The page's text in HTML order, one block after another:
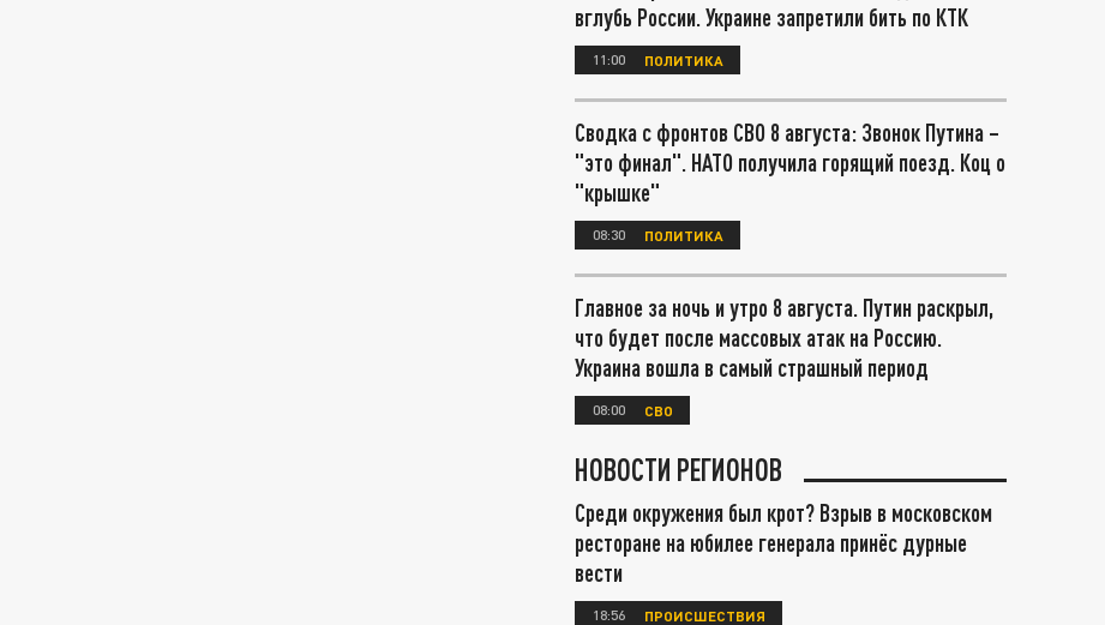
вглубь России. Украине запретили бить по КТК
11:00 ПОЛИТИКА
Сводка с фронтов СВО 8 августа: Звонок Путина –
"это финал". НАТО получила горящий поезд. Коц о
"крышке"
08:30 ПОЛИТИКА
Главное за ночь и утро 8 августа. Путин раскрыл,
что будет после массовых атак на Россию.
Украина вошла в самый страшный период
08:00 СВО
НОВОСТИ РЕГИОНОВ
Среди окружения был крот? Взрыв в московском
ресторане на юбилее генерала принёс дурные
вести
18:56 ПРОИСШЕСТВИЯ